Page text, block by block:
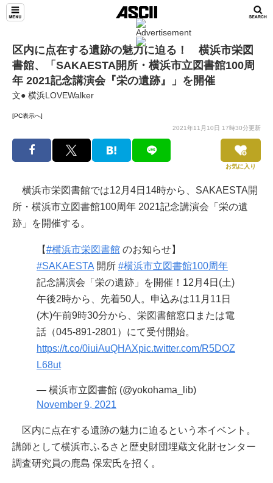
区内に点在する遺跡の魅力に迫る！ 横浜市栄図
書館、「SAKAESTA開所・横浜市立図書館100周
年 2021記念講演会『栄の遺跡』」を開催
文● 横浜LOVEWalker
[PC表示へ]
2021年11月10日 17時30分更新
お気に入り
横浜市栄図書館では12月4日14時から、SAKAESTA開
所・横浜市立図書館100周年 2021記念講演会「栄の遺
跡」を開催する。
【#横浜市栄図書館 のお知らせ】
#SAKAESTA 開所 #横浜市立図書館100周年
記念講演会「栄の遺跡」を開催！12月4日(土)
午後2時から、先着50人。申込みは11月11日
(木)午前9時30分から、栄図書館窓口または電
話（045-891-2801）にて受付開始。
https://t.co/0iuiAuQHAXpic.twitter.com/R5DOZ
L68ut
— 横浜市立図書館 (@yokohama_lib)
November 9, 2021
区内に点在する遺跡の魅力に迫るという本イベント。
講師として横浜市ふるさと歴史財団埋蔵文化財センター
調査研究員の鹿島 保宏氏を招く。